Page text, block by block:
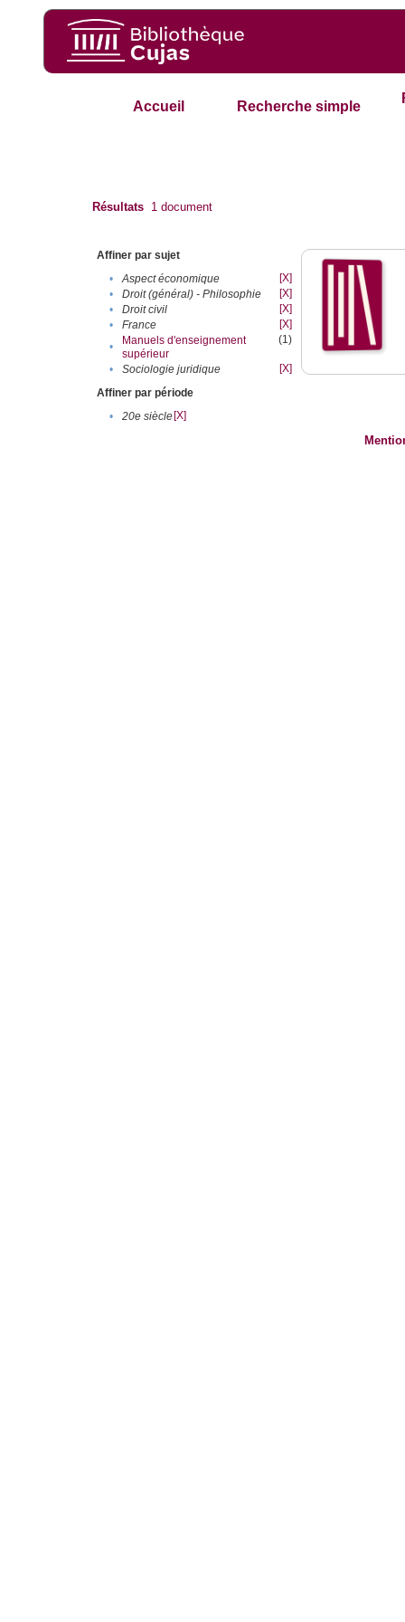
Accueil Recherche simple
Résultats 1 document
Affiner par sujet
•
Aspect économique
[X]
•
Droit (général) - Philosophie
[X]
•
Droit civil
[X]
•
France
[X]
•
Manuels d'enseignement
supérieur
(1)
• Sociologie juridique
[X]
Affiner par période
•
20e siècle[X]